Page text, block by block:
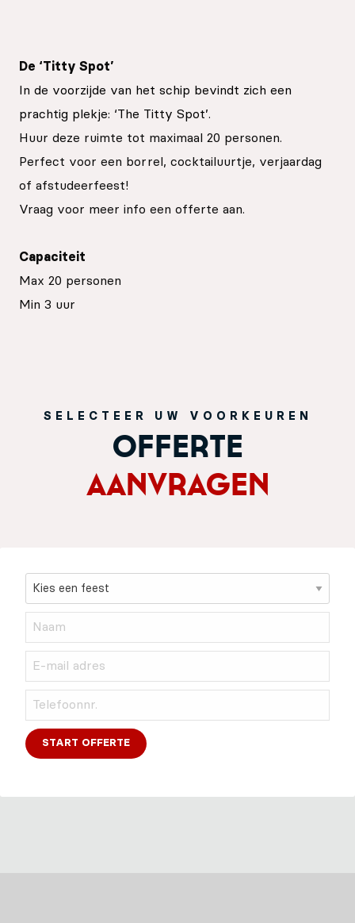
De ‘Titty Spot’
In de voorzijde van het schip bevindt zich een
prachtig plekje: ‘The Titty Spot’.
Huur deze ruimte tot maximaal 20 personen.
Perfect voor een borrel, cocktailuurtje, verjaardag
of afstudeerfeest!
Vraag voor meer info een offerte aan.
Capaciteit
Max 20 personen
Min 3 uur
SELECTEER UW VOORKEUREN
OFFERTE
AANVRAGEN